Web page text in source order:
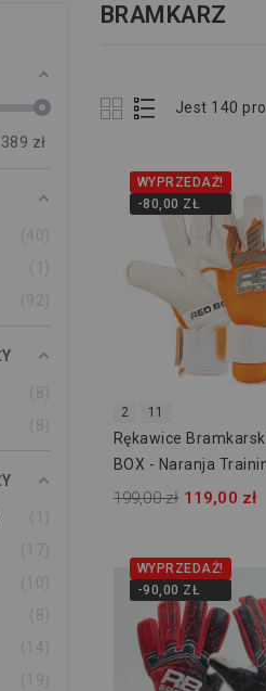
389 zł
40
92
8
8
17
10
8
14
19
BRAMKARZ
Jest 140
WYPRZEDAŻ!
-80,00 ZŁ
2 11
Rękawice
BOX - Naranja
199,00 zł 119,00 zł
WYPRZEDAŻ!
-90,00 ZŁ